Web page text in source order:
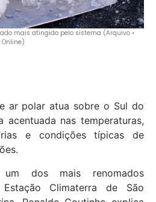
mais atingido pelo sistema (Arquivo •
ar polar atua sobre o Sul do
acentuada nas temperaturas,
e condições típicas de
dos mais renomados
Climaterra de São